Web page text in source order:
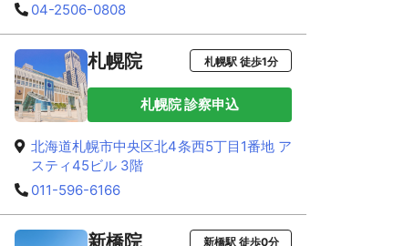
04-2506-0808
札幌院 札幌駅 徒歩1分
札幌院 診察申込
北海道札幌市中央区北4条西5丁目1番地 ア
スティ45ビル 3階
011-596-6166
新橋院 新橋駅 徒歩0分